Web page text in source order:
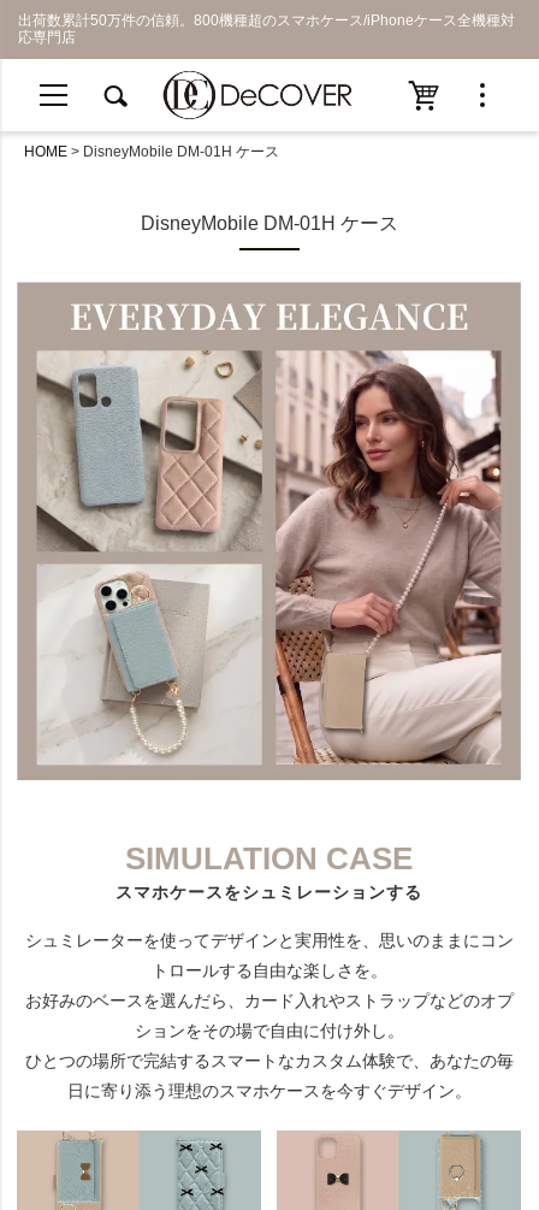
出荷数累計50万件の信頼。800機種超のスマホケース/iPhoneケース全機種対
応専門店
HOME DisneyMobile DM-01H ケース
DisneyMobile DM-01H ケース